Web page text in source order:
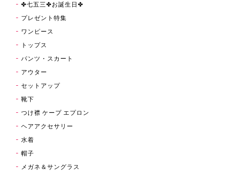
✤七五三✤お誕生日✤
プレゼント特集
ワンピース
トップス
パンツ・スカート
アウター
セットアップ
靴下
つけ襟 ケープ エプロン
ヘアアクセサリー
水着
帽子
メガネ＆サングラス